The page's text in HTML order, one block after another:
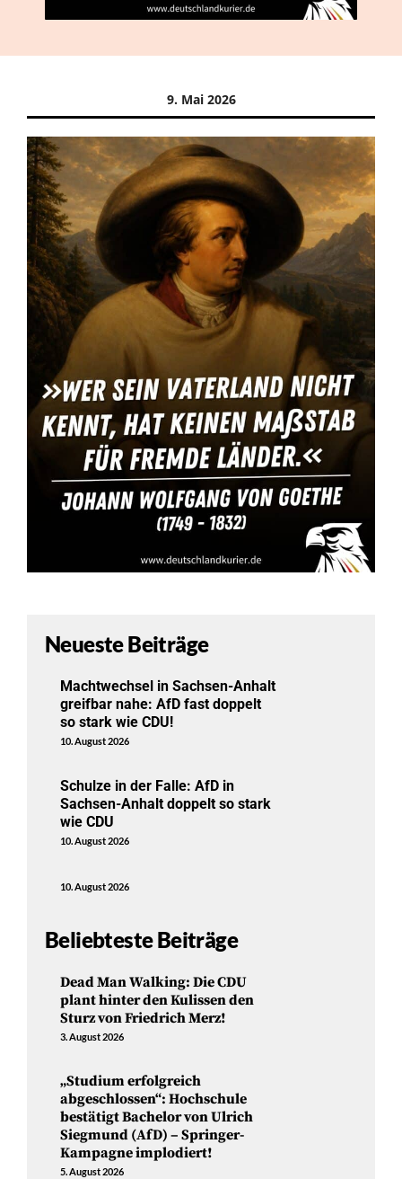
9. Mai 2026
Neueste Beiträge
Machtwechsel in Sachsen-Anhalt
greifbar nahe: AfD fast doppelt
so stark wie CDU!
10. August 2026
Schulze in der Falle: AfD in
Sachsen-Anhalt doppelt so stark
wie CDU
10. August 2026
10. August 2026
Beliebteste Beiträge
Dead Man Walking: Die CDU
plant hinter den Kulissen den
Sturz von Friedrich Merz!
3. August 2026
„Studium erfolgreich
abgeschlossen“: Hochschule
bestätigt Bachelor von Ulrich
Siegmund (AfD) – Springer-
Kampagne implodiert!
5. August 2026